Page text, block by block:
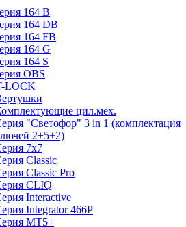
164 B
164 DB
164 FB
164 G
164 S
OBS
LOCK
цил.мех.
"Светофор" 3 in 1 (комплектация
2+5+2)
7х7
Classic
Classic Pro
CLIQ
Interactive
Integrator 466P
MT5+